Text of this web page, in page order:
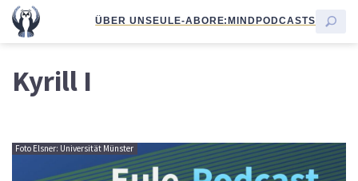
ÜBER UNSEULE-ABORE:MINDPODCASTS
Kyrill I
Foto Elsner: Universität Münster